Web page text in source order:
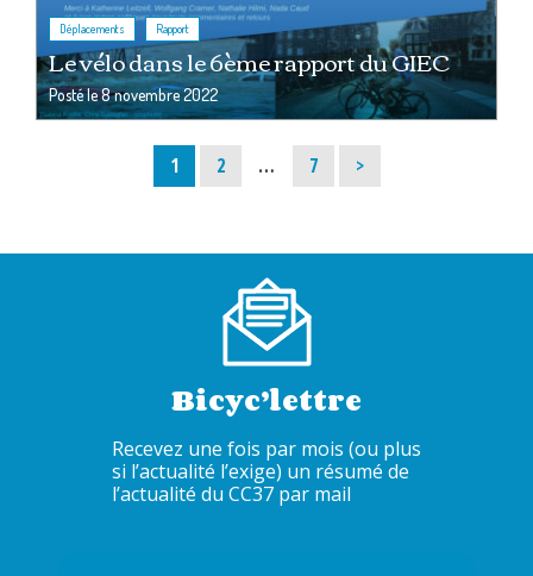
Déplacements , Rapport
Le vélo dans le 6ème rapport du GIEC
Posté le8 novembre 2022
Page
1 Page
2 … Page
7 >
Bicyc’lettre
Recevez une fois par mois (ou plus
si l’actualité l’exige) un résumé de
l’actualité du CC37 par mail